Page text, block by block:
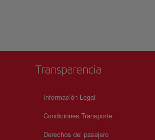
Transparencia
Información Legal
Condiciones Transporte
Derechos del pasajero